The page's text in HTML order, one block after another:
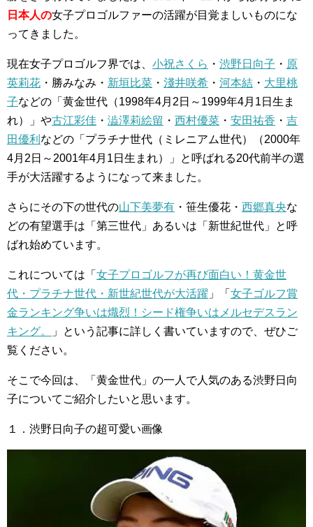
日本人の女子プロゴルファーの活躍が目覚ましいものにな
ってきました。
現在女子プロゴルフ界では、 小祝さくら ・ 渋野日向子 ・ 原
英莉花 ・勝みなみ・ 新垣比菜 ・ 淺井咲希 ・ 河本結 ・ 大里桃
子などの「黄金世代（1998年4月2日～1999年4月1日生ま
れ）」や古江彩佳 ・ 澁澤莉絵留 ・ 西村優菜 ・ 安田祐香 ・ 吉
田優利 などの「プラチナ世代（ミレニアム世代）（2000年
4月2日～2001年4月1日生まれ）」と呼ばれる20代前半の選
手が大活躍するようになって来ました。
さらにその下の世代の山下美夢有 ・笹生優花・ 西郷真央な
どの有望選手は「第三世代」あるいは「新世紀世代」と呼
ばれ始めています。
これについては「 女子プロゴルフが再び面白い！黄金世
代・プラチナ世代・新世紀世代が大活躍 」「 女子ゴルフ賞
金ランキング争いは熾烈！シード権争いはメルセデスラン
キング。
」という記事に詳しく書いていますので、ぜひご
覧ください。
そこで今回は、「黄金世代」の一人で人気のある渋野日向
子についてご紹介したいと思います。
１．渋野日向子の超可愛い画像